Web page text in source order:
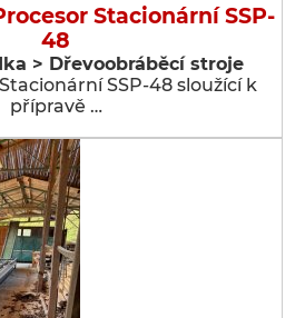
Stacionární SSP-
48
> Dřevoobráběcí stroje
SSP-48 sloužící k
přípravě …